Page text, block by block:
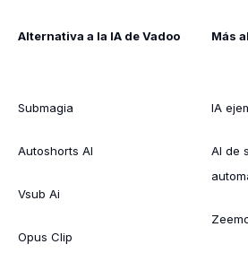
Alternativa a la IA de Vadoo
Submagia
Autoshorts AI
Vsub Ai
Opus Clip
Más
IA
AI de